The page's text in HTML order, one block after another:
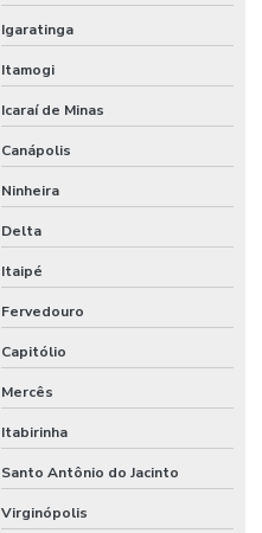
Igaratinga
Itamogi
Icaraí de Minas
Canápolis
Ninheira
Delta
Itaipé
Fervedouro
Capitólio
Mercês
Itabirinha
Santo Antônio do Jacinto
Virginópolis